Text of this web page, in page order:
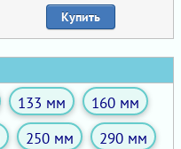
Купить
133 мм
160 мм
250 мм
290 мм